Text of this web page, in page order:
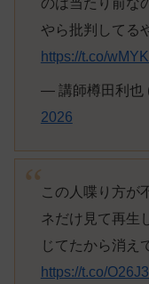
やら批判してる
https://t.co/
— 講師樽田利也
2026
この人喋り方が
ネだけ見て再生
じてたから消え
https://t.co/